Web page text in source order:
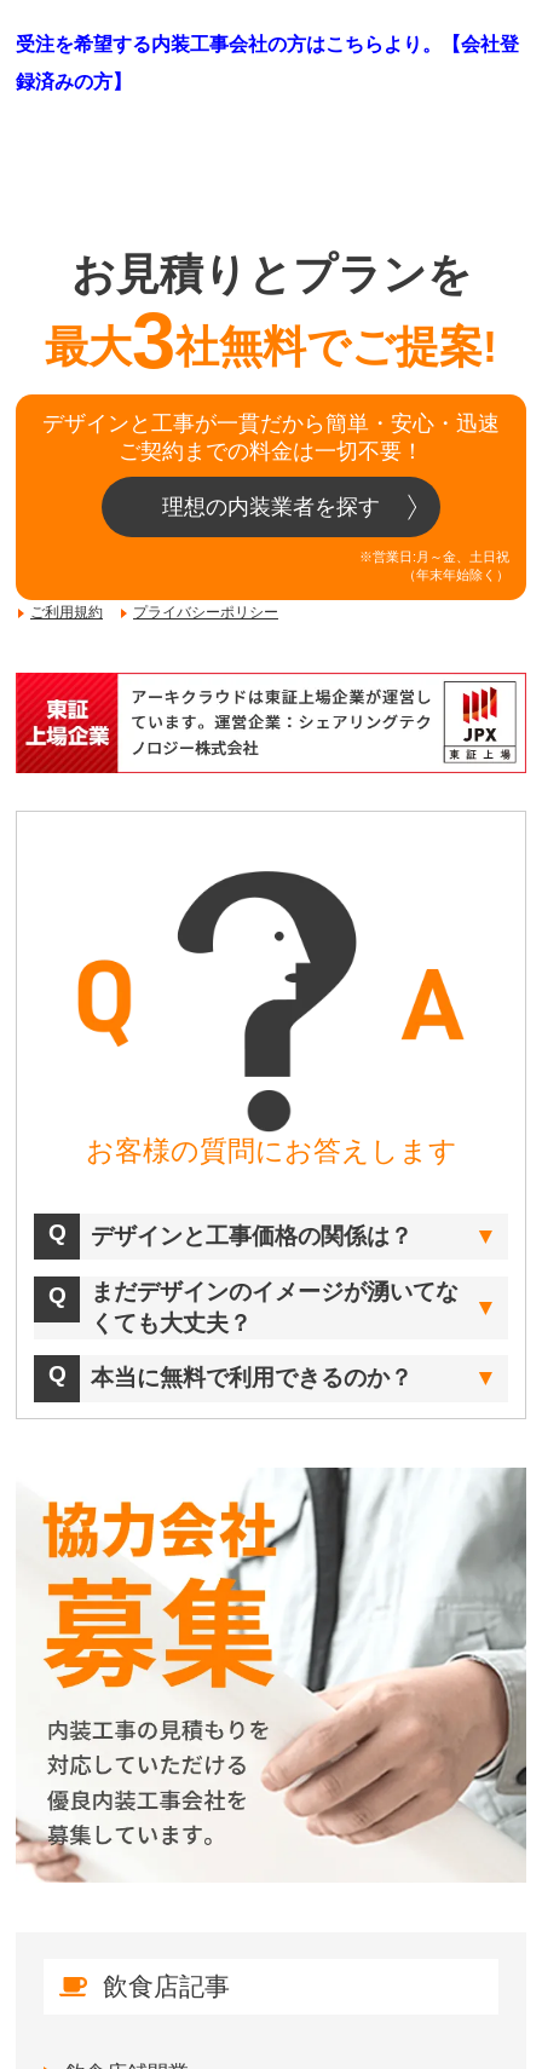
受注を希望する内装工事会社の方はこちらより。
【会社登
録済みの方】
お見積りとプランを
最大3社無料でご提案!
デザインと工事が一貫だから簡単・安心・迅速
ご契約までの料金は一切不要！
理想の内装業者を探す
※営業日:月～金、土日祝
（年末年始除く）
ご利用規約 プライバシーポリシー
お客様の質問にお答えします
デザインと工事価格の関係は？
まだデザインのイメージが湧いてな
くても大丈夫？
本当に無料で利用できるのか？
飲食店記事